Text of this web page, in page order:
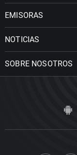
EMISORAS
NOTICIAS
SOBRE NOSOTROS